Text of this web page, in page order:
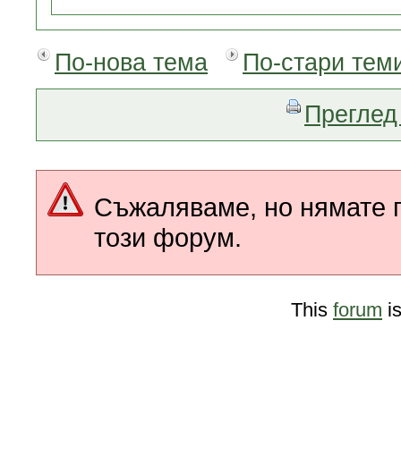
По-нова тема
По-стари
Съжаляваме, но нямате
този форум.
This forum